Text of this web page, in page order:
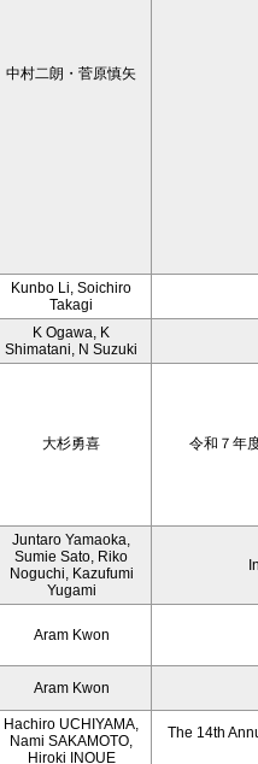
中村二朗・菅原慎矢
Kunbo Li, Soichiro
Takagi
K Ogawa, K
Shimatani, N Suzuki
大杉勇喜 令和７年
Juntaro Yamaoka,
Sumie Sato, Riko
Noguchi, Kazufumi
Yugami
Aram Kwon
Aram Kwon
Hachiro UCHIYAMA,
Nami SAKAMOTO,
Hiroki INOUE
The 14th